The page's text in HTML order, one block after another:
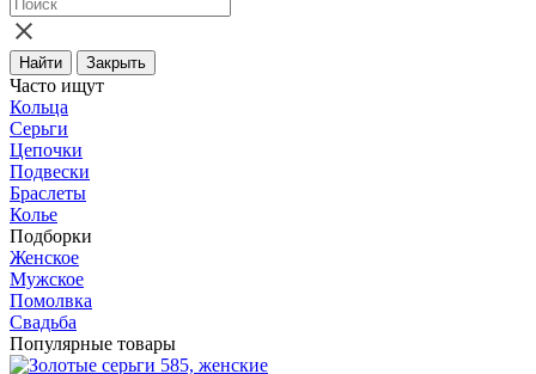
Найти Закрыть
Часто ищут
Кольца
Серьги
Цепочки
Подвески
Браслеты
Колье
Подборки
Женское
Мужское
Помолвка
Свадьба
Популярные товары